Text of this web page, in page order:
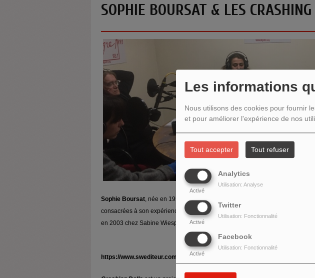
Les informations
Nous utilisons des cookies pour fournir
et pour améliorer l'expérience de nos
Tout accepter Tout refuser
Analytics
Activé
Utilisation: Analyse
Twitter
Activé
Utilisation: Fonctionnalité
Facebook
Activé
Utilisation: Fonctionnalité
SOPHIE BOURSAT & LES
Sophie Boursat, née en 1959 à Paris,artiste plasticienne, photographe et
consacrées à son expérience de voyante au téléphone sur une plateforme
en 2003 chez Sabine Wiespeser
https://www.swediteur.com/auteur.php?id=21